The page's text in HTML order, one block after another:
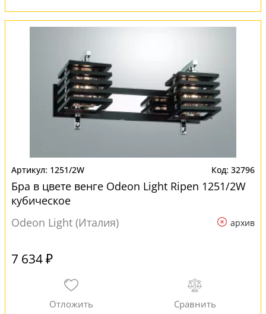
1251/2W 32796
Бра в цвете венге Odeon Light Ripen 1251/2W
кубическое
Odeon Light (Италия)
архив
7 634 ₽